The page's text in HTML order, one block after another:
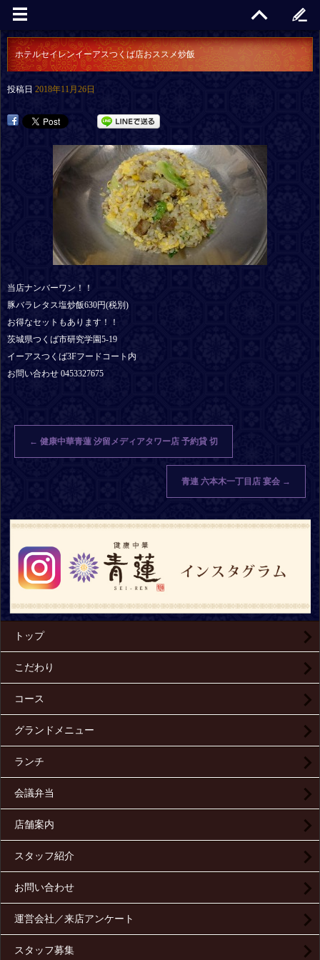
ホテルセイレンイーアスつくば店おススメ炒飯
投稿日 2018年11月26日
当店ナンバーワン！！
豚バラレタス塩炒飯630円(税別)
お得なセットもあります！！
茨城県つくば市研究学園5-19
イーアスつくば3Fフードコート内
お問い合わせ 0453327675
← 健康中華青蓮 汐留メディアタワー店 予約貸 切
青連 六本木一丁目店 宴会 →
トップ
こだわり
コース
グランドメニュー
ランチ
会議弁当
店舗案内
スタッフ紹介
お問い合わせ
運営会社／来店アンケート
スタッフ募集